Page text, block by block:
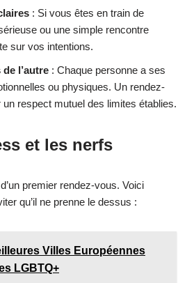
: Si vous êtes en train de
ou une simple rencontre
sur vos intentions.
l’autre : Chaque personne a ses
ou physiques. Un rendez-
respect mutuel des limites établies.
et les nerfs
premier rendez-vous. Voici
qu’il ne prenne le dessus :
Villes Européennes
LGBTQ+